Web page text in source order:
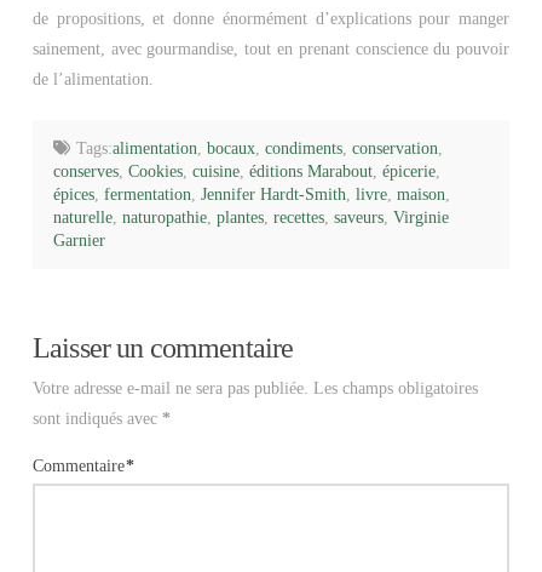
de propositions, et donne énormément d’explications pour manger
sainement, avec gourmandise, tout en prenant conscience du pouvoir
de l’alimentation.
Tags:alimentation bocaux, condiments, conservation
conserves ,Cookies ,cuisine ,éditions Marabout ,épicerie
épices ,fermentation ,Jennifer Hardt-Smith ,livre ,maison
naturelle ,naturopathie ,plantes ,recettes ,saveurs ,Virginie
Garnier
Laisser un commentaire
Votre adresse e-mail ne sera pas publiée. Les champs obligatoires
sont indiqués avec *
Commentaire*